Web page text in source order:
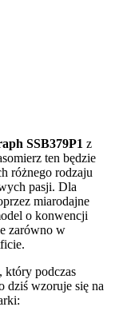
SSB379P1 z
ten będzie
różnego rodzaju
pasji. Dla
miarodajne
o konwencji
zarówno w
który podczas
dziś wzoruje się na